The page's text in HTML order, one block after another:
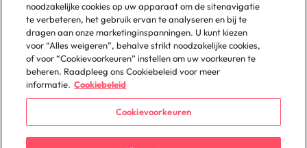
Beleidsbibliotheek
Gent
Groot-Bijgaarden
noodzakelijke cookies op uw apparaat om de sitenavigatie
te verbeteren, het gebruik ervan te analyseren en bij te
dragen aan onze marketinginspanningen. U kunt kiezen
voor “Alles weigeren”, behalve strikt noodzakelijke cookies,
of voor “Cookievoorkeuren” instellen om uw voorkeuren te
beheren. Raadpleeg ons Cookiebeleid voor meer
informatie. Cookiebeleid
Cookievoorkeuren